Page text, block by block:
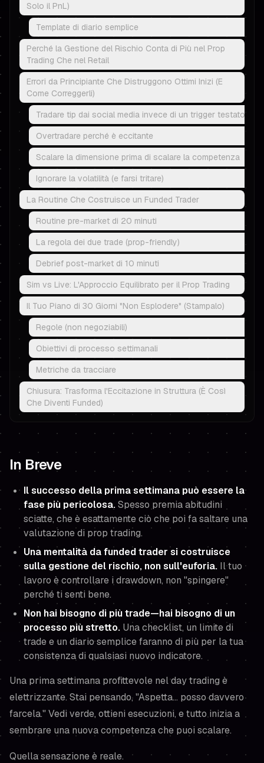
Solo il PnL)
Template di diario semplice
Perché la Gestione del Rischio Conta di Più nel Prop
Trading Che nel Retail
Errori da Principiante Che Distruggono Ottimi Inizi (E
Come Correggerli)
Tradare tip dai social media invece di un trigger testato
Overtradare perché è eccitante
Scalare la dimensione prima di scalare la competenza
Ignorare la volatilità (e farsi tritare)
La Routine Che Costruisce un Funded Trader
Routine pre-market di 20 minuti
La regola dei due trade (prop-friendly)
Debrief post-market di 10 minuti
Sim vs Live: L'Approccio Equilibrato per il Prop Trading
Il Tuo Piano di 30 Giorni "Non Esplodere" (Stampalo)
Regole (non negoziabili)
Obiettivi di processo settimanali
Metriche da tracciare
Chiusura: Trasforma l'Eccitazione in Struttura (È Così
Che Diventi Funded)
In Breve
Il successo della prima settimana può essere la
fase più pericolosa.Spesso premia abitudini
sciatte, che è esattamente ciò che poi fa saltare una
valutazione di prop trading.
Una mentalità da funded trader si costruisce
sulla gestione del rischio, non sull'euforia. Il tuo
lavoro è controllare i drawdown, non "spingere"
perché ti senti bene.
Non hai bisogno di più trade—hai bisogno di un
processo più stretto. Una checklist, un limite di
trade e un diario semplice faranno di più per la tua
consistenza di qualsiasi nuovo indicatore.
Una prima settimana profittevole nel day trading è
elettrizzante. Stai pensando,"Aspetta… posso davvero
farcela." Vedi verde, ottieni esecuzioni, e tutto inizia a
sembrare una nuova competenza che puoi scalare.
Quella sensazione è reale.